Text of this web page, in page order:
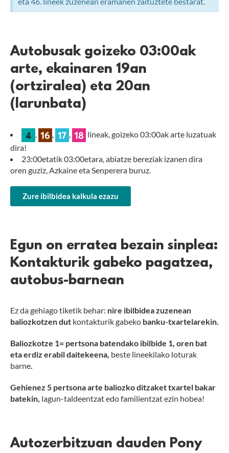
Autobusak goizeko 03:00ak
arte, ekainaren 19an
(ortziralea) eta 20an
(larunbata)
lineak, goizeko 03:00ak arte luzatuak
dira!
23:00etatik 03:00etara, abiatze bereziak izanen dira
oren guziz, Azkaine eta Senperera buruz.
Zure ibilbidea kalkula ezazu
Egun on erratea bezain sinplea:
Kontakturik gabeko pagatzea,
autobus-barnean
Ez da gehiago tiketik behar: nire ibilbidea zuzenean
baliozkotzen dut kontakturik gabeko banku-txartelarekin.
Baliozkotze 1= pertsona batendako ibilbide 1, oren bat
eta erdiz erabil daitekeena, beste lineekilako loturak
barne.
Gehienez 5 pertsona arte baliozko ditzaket txartel bakar
batekin, lagun-taldeentzat edo familientzat ezin hobea!
Autozerbitzuan dauden Pony